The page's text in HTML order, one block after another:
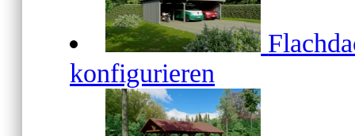
konfigurieren